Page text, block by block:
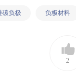
碳负极 负极材料
2